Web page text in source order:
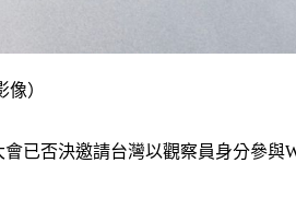
）
已否決邀請台灣以觀察員身分參